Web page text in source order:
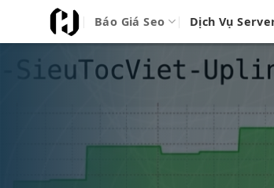
Báo Giá Seo Dịch Vụ